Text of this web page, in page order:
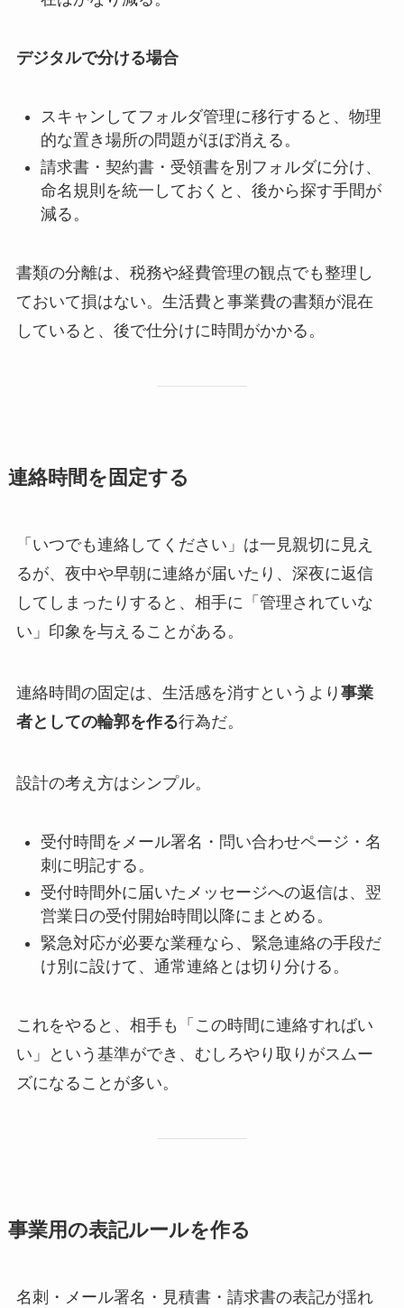
デジタルで分ける場合
スキャンしてフォルダ管理に移行すると、物理
的な置き場所の問題がほぼ消える。
請求書・契約書・受領書を別フォルダに分け、
命名規則を統一しておくと、後から探す手間が
減る。
書類の分離は、税務や経費管理の観点でも整理し
ておいて損はない。生活費と事業費の書類が混在
していると、後で仕分けに時間がかかる。
連絡時間を固定する
「いつでも連絡してください」は一見親切に見え
るが、夜中や早朝に連絡が届いたり、深夜に返信
してしまったりすると、相手に「管理されていな
い」印象を与えることがある。
連絡時間の固定は、生活感を消すというより 事業
者としての輪郭を作る行為だ。
設計の考え方はシンプル。
受付時間をメール署名・問い合わせページ・名
刺に明記する。
受付時間外に届いたメッセージへの返信は、翌
営業日の受付開始時間以降にまとめる。
緊急対応が必要な業種なら、緊急連絡の手段だ
け別に設けて、通常連絡とは切り分ける。
これをやると、相手も「この時間に連絡すればい
い」という基準ができ、むしろやり取りがスムー
ズになることが多い。
事業用の表記ルールを作る
名刺・メール署名・見積書・請求書の表記が揺れ